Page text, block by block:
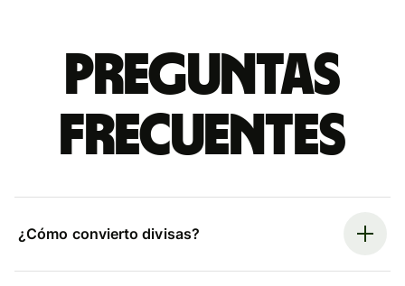
Preguntas
frecuentes
¿Cómo convierto divisas?